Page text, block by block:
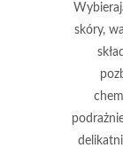
skóry,